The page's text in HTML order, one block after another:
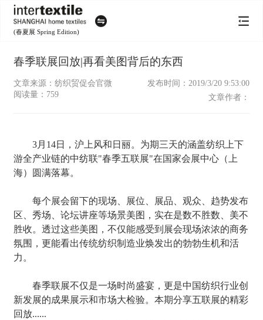
(春夏展 Spring Edition)
春季联展回放|再看美图背后的东西
文章来源：纺织贸促会官微
发布时间：2019/3/20 9:53:00
阅读量： 759 文章作者：
3月14日，沪上风和日丽。为期三天的涵盖纺织上下
游全产业链的中纺联"春季五联展"在国家会展中心（上
海）圆满落幕。
每个展会留下的现场、展位、展品、观众、趋势发布
区、秀场、论坛讲座等场景美图，实在是数不胜数、美不
胜收。透过这些美图，不仅能感受到展会现场浓浓的商务
氛围，更能看出传统纺织制造业焕发出的勃勃生机和活
力。
春季联展不仅是一场时尚盛宴，更是中国纺织行业创
新发展的成果展示和市场大检验。本期分享五联展的精彩
回放......